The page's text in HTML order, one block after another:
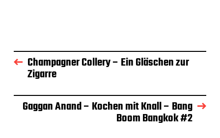
Champagner Collery – Ein Gläschen zur
Zigarre
Gaggan Anand – Kochen mit Knall – Bang
Boom Bangkok #2